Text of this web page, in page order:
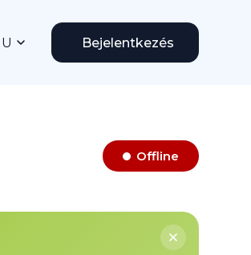
Bejelentkezés
Offline